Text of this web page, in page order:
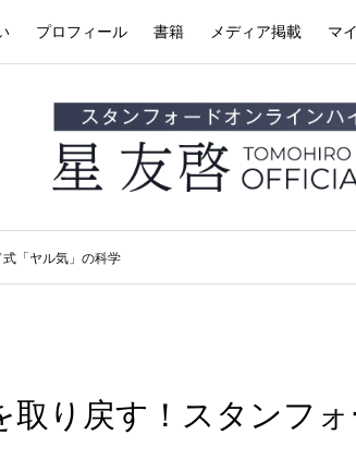
プロフィール 書籍 メディア掲載 マ
「ヤル気」の科学
り戻す！スタンフ